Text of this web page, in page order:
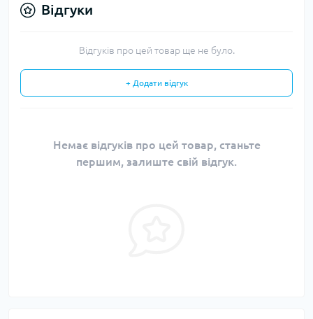
Відгуки
Відгуків про цей товар ще не було.
+ Додати відгук
Немає відгуків про цей товар, станьте
першим, залиште свій відгук.